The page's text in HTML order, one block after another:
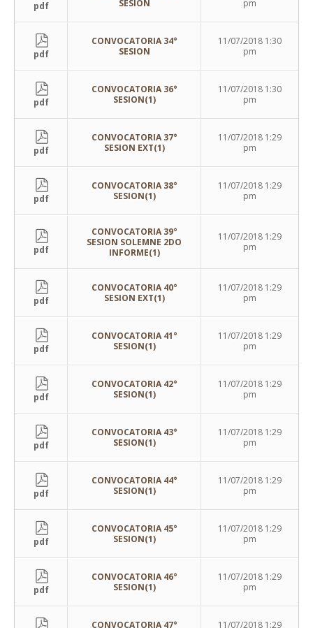
pdf
SESION
pm
pdf
CONVOCATORIA 34°
SESION
11/07/2018 1:30
pm
pdf
CONVOCATORIA 36°
SESION(1)
11/07/2018 1:30
pm
pdf
CONVOCATORIA 37°
SESION EXT(1)
11/07/2018 1:29
pm
pdf
CONVOCATORIA 38°
SESION(1)
11/07/2018 1:29
pm
pdf
CONVOCATORIA 39°
SESION SOLEMNE 2DO
INFORME(1)
11/07/2018 1:29
pm
pdf
CONVOCATORIA 40°
SESION EXT(1)
11/07/2018 1:29
pm
pdf
CONVOCATORIA 41°
SESION(1)
11/07/2018 1:29
pm
pdf
CONVOCATORIA 42°
SESION(1)
11/07/2018 1:29
pm
pdf
CONVOCATORIA 43°
SESION(1)
11/07/2018 1:29
pm
pdf
CONVOCATORIA 44°
SESION(1)
11/07/2018 1:29
pm
pdf
CONVOCATORIA 45°
SESION(1)
11/07/2018 1:29
pm
pdf
CONVOCATORIA 46°
SESION(1)
11/07/2018 1:29
pm
CONVOCATORIA 47°
11/07/2018 1:29